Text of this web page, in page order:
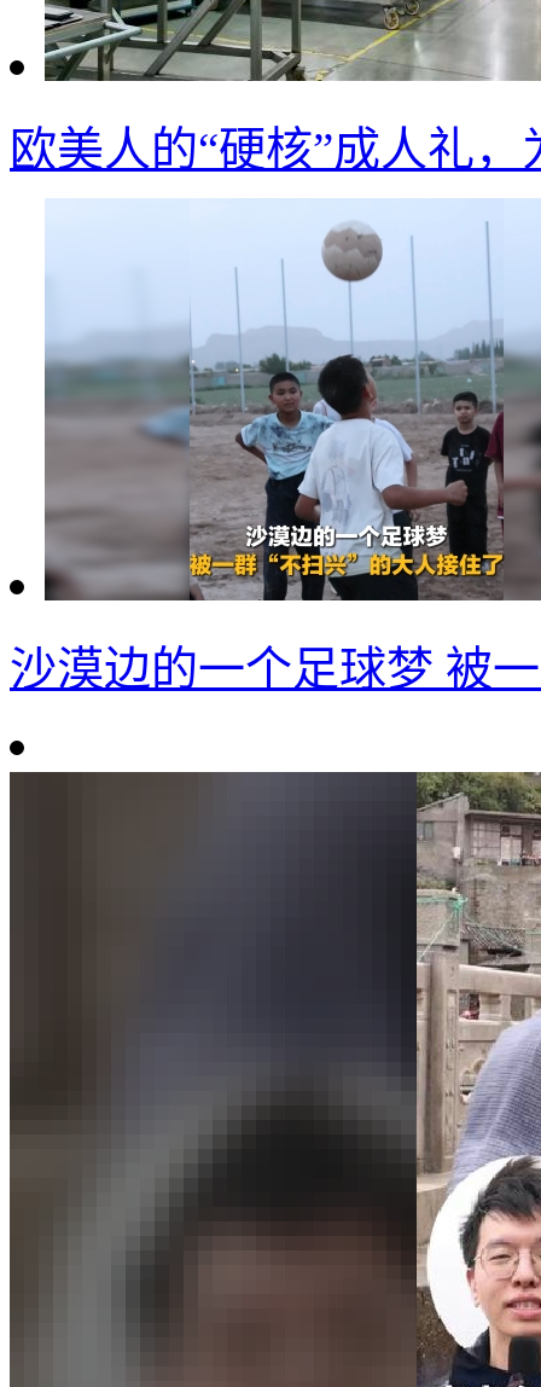
欧美人的“硬核”成人礼
沙漠边的一个足球梦 被